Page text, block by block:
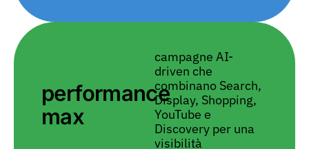
performance
max
campagne AI-
driven che
combinano Search,
Display, Shopping,
YouTube e
Discovery per una
visibilità